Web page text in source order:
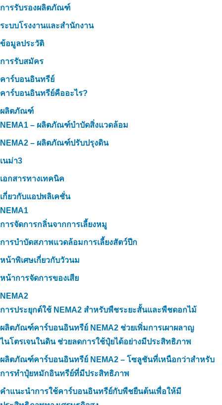
การรับรองผลิตภัณฑ์
ระบบโรงงานและสำนักงาน
ข้อมูลประวัติ
การรับสมัคร
คาร์บอนอินทรีย์
คาร์บอนอินทรีย์คืออะไร?
ผลิตภัณฑ์
NEMA1 – ผลิตภัณฑ์บำบัดสิ่งแวดล้อม
NEMA2 – ผลิตภัณฑ์ปรับปรุงดิน
เนม่า3
เอกสารทางเทคนิค
เกี่ยวกับแอปพลิเคชั่น
NEMA1
การจัดการกลิ่นจากการเลี้ยงหมู
การบำบัดสภาพแวดล้อมการเลี้ยงสัตว์ปีก
หน้าพิเศษเกี่ยวกับวัวนม
หน้าการจัดการของเสีย
NEMA2
การประยุกต์ใช้ NEMA2 สำหรับพืชระยะสั้นและพืชดอกไม้
ผลิตภัณฑ์คาร์บอนอินทรีย์ NEMA2 ช่วยเพิ่มการเผาผลาญ
ไนโตรเจนในดิน ช่วยลดการใช้ปุ๋ยได้อย่างมีประสิทธิภาพ
ผลิตภัณฑ์คาร์บอนอินทรีย์ NEMA2 – โซลูชันที่เหนือกว่าสำหรับ
การทำปุ๋ยหมักอินทรีย์ที่มีประสิทธิภาพ
คำแนะนำการใช้คาร์บอนอินทรีย์กับพืชยืนต้นเพื่อให้มี